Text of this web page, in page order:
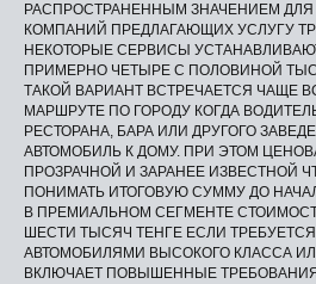
РАСПРОСТРАНЕННЫМ ЗНАЧЕНИЕМ
КОМПАНИЙ ПРЕДЛАГАЮЩИХ УСЛУГУ
НЕКОТОРЫЕ СЕРВИСЫ
ПРИМЕРНО ЧЕТЫРЕ С ПОЛОВИНОЙ
ТАКОЙ ВАРИАНТ ВСТРЕЧАЕТСЯ ЧАЩЕ
МАРШРУТЕ ПО ГОРОДУ КОГДА
РЕСТОРАНА, БАРА ИЛИ ДРУГОГО
АВТОМОБИЛЬ К ДОМУ. ПРИ ЭТОМ
ПРОЗРАЧНОЙ И ЗАРАНЕЕ ИЗВЕСТНОЙ
ПОНИМАТЬ ИТОГОВУЮ СУММУ ДО
В ПРЕМИАЛЬНОМ СЕГМЕНТЕ
ШЕСТИ ТЫСЯЧ ТЕНГЕ ЕСЛИ
АВТОМОБИЛЯМИ ВЫСОКОГО КЛАССА
ВКЛЮЧАЕТ ПОВЫШЕННЫЕ ТРЕБОВАНИЯ